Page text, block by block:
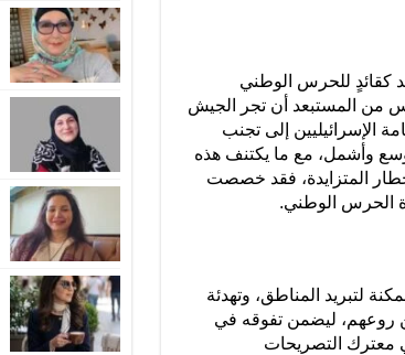
كقائدٍ للحرس الوطني
من المستبعد أن تجر الجيش
الإسرائيليين إلى تجنب
أوسع وأشمل، مع ما يكتنف هذه
المتزايدة، فقد خصصت
الحرس الوطني.
لتبريد المناطق، وتهدئة
روعهم، ليضمن تفوقه في
معترك التصريحات